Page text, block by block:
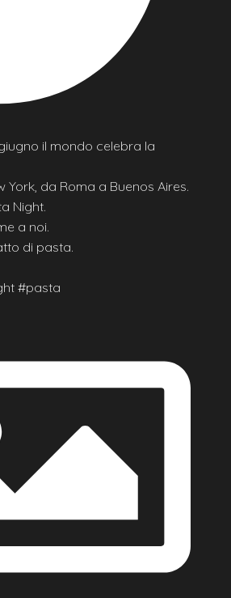
il mondo celebra la
York, da Roma a Buenos Aires.
Night.
a noi.
di pasta.
#pasta